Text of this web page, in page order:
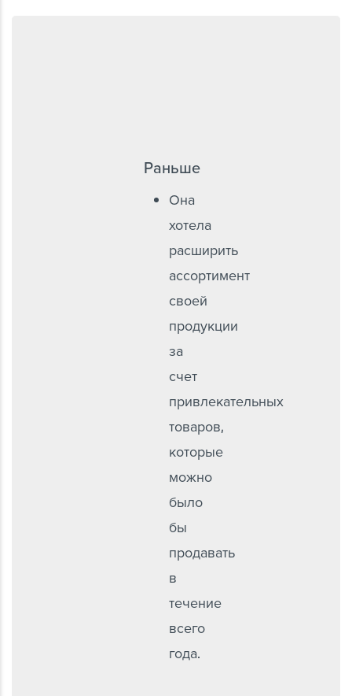
Раньше
Она
хотела
расширить
ассортимент
своей
продукции
за
счет
привлекательных
товаров,
которые
можно
было
бы
продавать
в
течение
всего
года.